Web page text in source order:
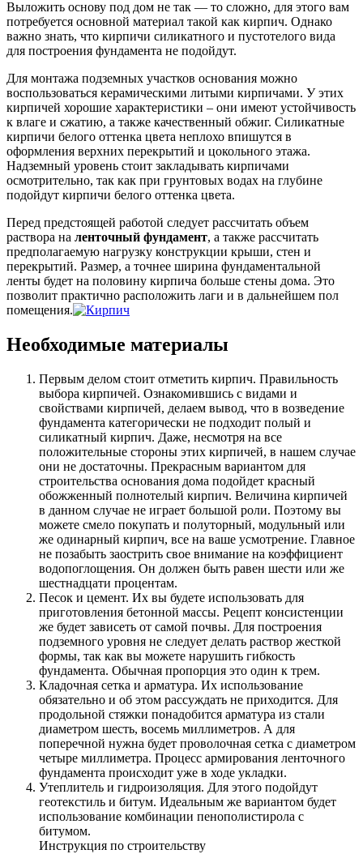
Выложить основу под дом не так — то сложно, для этого вам
потребуется основной материал такой как кирпич. Однако
важно знать, что кирпичи силикатного и пустотелого вида
для построения фундамента не подойдут.
Для монтажа подземных участков основания можно
воспользоваться керамическими литыми кирпичами. У этих
кирпичей хорошие характеристики – они имеют устойчивость
к влаге и сжатию, а также качественный обжиг. Силикатные
кирпичи белого оттенка цвета неплохо впишутся в
оформления верхних перекрытий и цокольного этажа.
Надземный уровень стоит закладывать кирпичами
осмотрительно, так как при грунтовых водах на глубине
подойдут кирпичи белого оттенка цвета.
Перед предстоящей работой следует рассчитать объем
раствора на ленточный фундамент, а также рассчитать
предполагаемую нагрузку конструкции крыши, стен и
перекрытий. Размер, а точнее ширина фундаментальной
ленты будет на половину кирпича больше стены дома. Это
позволит практично расположить лаги и в дальнейшем пол
помещения.
Необходимые материалы
Первым делом стоит отметить кирпич. Правильность
выбора кирпичей. Ознакомившись с видами и
свойствами кирпичей, делаем вывод, что в возведение
фундамента категорически не подходит полый и
силикатный кирпич. Даже, несмотря на все
положительные стороны этих кирпичей, в нашем случае
они не достаточны. Прекрасным вариантом для
строительства основания дома подойдет красный
обожженный полнотелый кирпич. Величина кирпичей
в данном случае не играет большой роли. Поэтому вы
можете смело покупать и полуторный, модульный или
же одинарный кирпич, все на ваше усмотрение. Главное
не позабыть заострить свое внимание на коэффициент
водопоглощения. Он должен быть равен шести или же
шестнадцати процентам.
Песок и цемент. Их вы будете использовать для
приготовления бетонной массы. Рецепт консистенции
же будет зависеть от самой почвы. Для построения
подземного уровня не следует делать раствор жесткой
формы, так как вы можете нарушить гибкость
фундамента. Обычная пропорция это один к трем.
Кладочная сетка и арматура. Их использование
обязательно и об этом рассуждать не приходится. Для
продольной стяжки понадобится арматура из стали
диаметром шесть, восемь миллиметров. А для
поперечной нужна будет проволочная сетка с диаметром
четыре миллиметра. Процесс армирования ленточного
фундамента происходит уже в ходе укладки.
Утеплитель и гидроизоляция. Для этого подойдут
геотекстиль и битум. Идеальным же вариантом будет
использование комбинации пенополистирола с
битумом.
Инструкция по строительству